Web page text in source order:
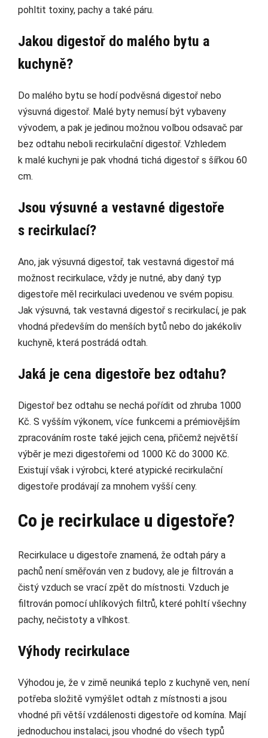
pohltit toxiny, pachy a také páru.
Jakou digestoř do malého bytu a
kuchyně?
Do malého bytu se hodí podvěsná digestoř nebo
výsuvná digestoř. Malé byty nemusí být vybaveny
vývodem, a pak je jedinou možnou volbou odsavač par
bez odtahu neboli recirkulační digestoř. Vzhledem
k malé kuchyni je pak vhodná tichá digestoř s šířkou 60
cm.
Jsou výsuvné a vestavné digestoře
s recirkulací?
Ano, jak výsuvná digestoř, tak vestavná digestoř má
možnost recirkulace, vždy je nutné, aby daný typ
digestoře měl recirkulaci uvedenou ve svém popisu.
Jak výsuvná, tak vestavná digestoř s recirkulací, je pak
vhodná především do menších bytů nebo do jakékoliv
kuchyně, která postrádá odtah.
Jaká je cena digestoře bez odtahu?
Digestoř bez odtahu se nechá pořídit od zhruba 1000
Kč. S vyšším výkonem, více funkcemi a prémiovějším
zpracováním roste také jejich cena, přičemž největší
výběr je mezi digestořemi od 1000 Kč do 3000 Kč.
Existují však i výrobci, které atypické recirkulační
digestoře prodávají za mnohem vyšší ceny.
Co je recirkulace u digestoře?
Recirkulace u digestoře znamená, že odtah páry a
pachů není směřován ven z budovy, ale je filtrován a
čistý vzduch se vrací zpět do místnosti. Vzduch je
filtrován pomocí uhlíkových filtrů, které pohltí všechny
pachy, nečistoty a vlhkost.
Výhody recirkulace
Výhodou je, že v zimě neuniká teplo z kuchyně ven, není
potřeba složitě vymýšlet odtah z místnosti a jsou
vhodné při větší vzdálenosti digestoře od komína. Mají
jednoduchou instalaci, jsou vhodné do všech typů